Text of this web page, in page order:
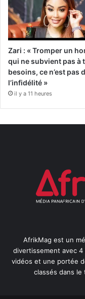
Zari : « Tromper un
qui ne subvient pas à
besoins, ce n’est pas
l’infidélité »
il y a 11 heures
AfrikMag est un
divertissement avec 4
vidéos et une portée
classés dans le